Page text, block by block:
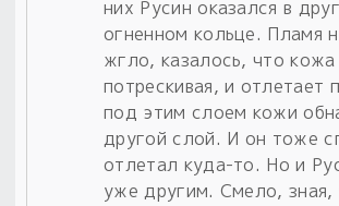
них Русин оказался в
огненном кольце. Пламя
жгло, казалось, что кожа
потрескивая, и отлетает
под этим слоем кожи
другой слой. И он тоже
отлетал куда-то. Но и
уже другим. Смело, зная,